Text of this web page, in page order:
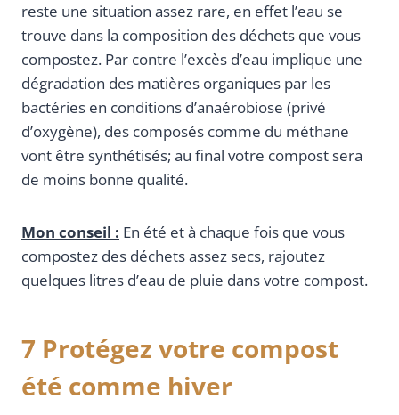
reste une situation assez rare, en effet l’eau se
trouve dans la composition des déchets que vous
compostez. Par contre l’excès d’eau implique une
dégradation des matières organiques par les
bactéries en conditions d’anaérobiose (privé
d’oxygène), des composés comme du méthane
vont être synthétisés; au final votre compost sera
de moins bonne qualité.
Mon conseil : En été et à chaque fois que vous
compostez des déchets assez secs, rajoutez
quelques litres d’eau de pluie dans votre compost.
7 Protégez votre compost
été comme hiver